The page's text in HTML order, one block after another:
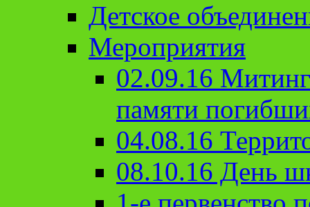
Детское
Мероприятия
02.09.16
памяти
04.08.16
08.10.16 День